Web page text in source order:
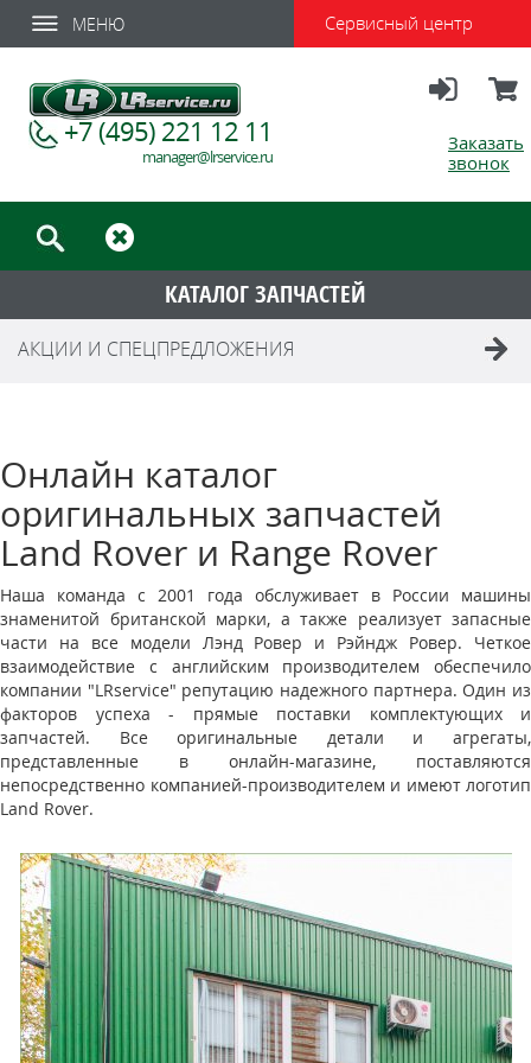
МЕНЮ Сервисный центр
Заказать
звонок
+7 (495) 221 12 11
manager@lrservice.ru
КАТАЛОГ ЗАПЧАСТЕЙ
АКЦИИ И СПЕЦПРЕДЛОЖЕНИЯ
Онлайн каталог
оригинальных запчастей
Land Rover и Range Rover
Наша команда с 2001 года обслуживает в России машины
знаменитой британской марки, а также реализует запасные
части на все модели Лэнд Ровер и Рэйндж Ровер. Четкое
взаимодействие с английским производителем обеспечило
компании "LRservice" репутацию надежного партнера. Один из
факторов успеха - прямые поставки комплектующих и
запчастей. Все оригинальные детали и агрегаты,
представленные в онлайн-магазине, поставляются
непосредственно компанией-производителем и имеют логотип
Land Rover.